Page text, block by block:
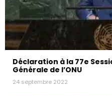
Déclaration à la 77e
Générale de l’ONU
24 septembre 2022